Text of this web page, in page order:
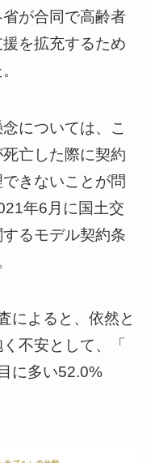
が合同で高齢者
を拡充するため
については、こ
亡した際に契約
きないことが問
年6月に国土交
るモデル契約条
によると、依然と
不安として、「​​
に多い52.0%